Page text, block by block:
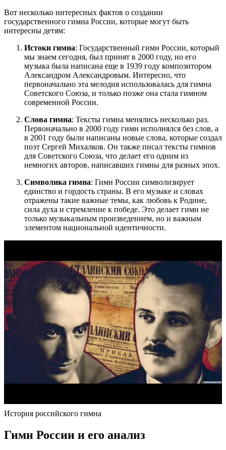
Вот несколько интересных фактов о создании
государственного гимна России, которые могут быть
интересны детям:
Истоки гимна: Государственный гимн России, который
мы знаем сегодня, был принят в 2000 году, но его
музыка была написана еще в 1939 году композитором
Александром Александровым. Интересно, что
первоначально эта мелодия использовалась для гимна
Советского Союза, и только позже она стала гимном
современной России.
Слова гимна: Тексты гимна менялись несколько раз.
Первоначально в 2000 году гимн исполнялся без слов, а
в 2001 году были написаны новые слова, которые создал
поэт Сергей Михалков. Он также писал тексты гимнов
для Советского Союза, что делает его одним из
немногих авторов, написавших гимны для разных эпох.
Символика гимна: Гимн России символизирует
единство и гордость страны. В его музыке и словах
отражены такие важные темы, как любовь к Родине,
сила духа и стремление к победе. Это делает гимн не
только музыкальным произведением, но и важным
элементом национальной идентичности.
История российского гимна
Гимн России и его анализ